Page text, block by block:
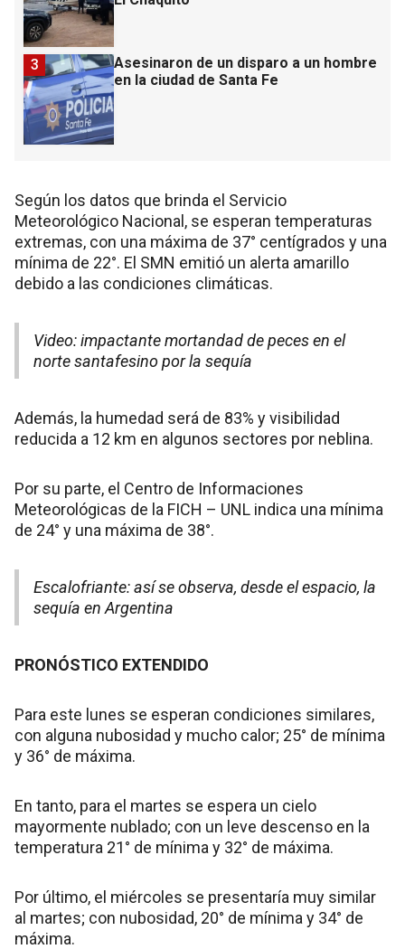
Asesinaron de un disparo a un hombre
en la ciudad de Santa Fe
3
Según los datos que brinda el Servicio
Meteorológico Nacional, se esperan temperaturas
extremas, con una máxima de 37° centígrados y una
mínima de 22°. El SMN emitió un alerta amarillo
debido a las condiciones climáticas.
Video: impactante mortandad de peces en el
norte santafesino por la sequía
Además, la humedad será de 83% y visibilidad
reducida a 12 km en algunos sectores por neblina.
Por su parte, el Centro de Informaciones
Meteorológicas de la FICH – UNL indica una mínima
de 24° y una máxima de 38°.
Escalofriante: así se observa, desde el espacio, la
sequía en Argentina
PRONÓSTICO EXTENDIDO
Para este lunes se esperan condiciones similares,
con alguna nubosidad y mucho calor; 25° de mínima
y 36° de máxima.
En tanto, para el martes se espera un cielo
mayormente nublado; con un leve descenso en la
temperatura 21° de mínima y 32° de máxima.
Por último, el miércoles se presentaría muy similar
al martes; con nubosidad, 20° de mínima y 34° de
máxima.